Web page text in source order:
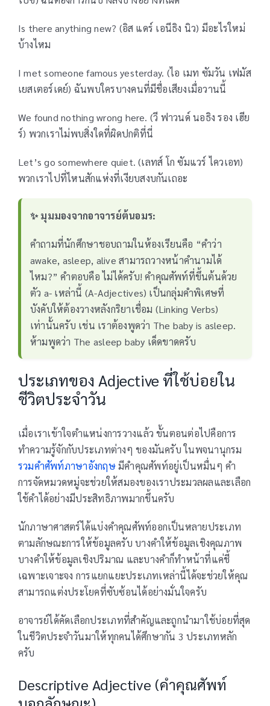
Is there anything new? (อิส แดร์ เอนีธิง นิว) มีอะไรใหม่
บ้างไหม
I met someone famous yesterday. (ไอ เมท ซัมวัน เฟมัส
เยสเตอร์เดย์) ฉันพบใครบางคนที่มีชื่อเสียงเมื่อวานนี้
We found nothing wrong here. (วี ฟาวนด์ นอธิง รอง เฮีย
ร์) พวกเราไม่พบสิ่งใดที่ผิดปกติที่นี่
Let’s go somewhere quiet. (เลทส์ โก ซัมแวร์ ไควเอท)
พวกเราไปที่ไหนสักแห่งที่เงียบสงบกันเถอะ
✨ มุมมองจากอาจารย์ต้นอมร:
คำถามที่นักศึกษาชอบถามในห้องเรียนคือ “คำว่า
awake, asleep, alive สามารถวางหน้าคำนามได้
ไหม?” คำตอบคือ ไม่ได้ครับ! คำคุณศัพท์ที่ขึ้นต้นด้วย
ตัว a- เหล่านี้ (A-Adjectives) เป็นกลุ่มคำพิเศษที่
บังคับให้ต้องวางหลังกริยาเชื่อม (Linking Verbs)
เท่านั้นครับ เช่น เราต้องพูดว่า The baby is asleep.
ห้ามพูดว่า The asleep baby เด็ดขาดครับ
ประเภทของ Adjective ที่ใช้บ่อยใน
ชีวิตประจำวัน
เมื่อเราเข้าใจตำแหน่งการวางแล้ว ขั้นตอนต่อไปคือการ
ทำความรู้จักกับประเภทต่างๆ ของมันครับ ในพจนานุกรม
รวมคำศัพท์ภาษาอังกฤษมีคำคุณศัพท์อยู่เป็นหมื่นๆ คำ
การจัดหมวดหมู่จะช่วยให้สมองของเราประมวลผลและเลือก
ใช้คำได้อย่างมีประสิทธิภาพมากขึ้นครับ
นักภาษาศาสตร์ได้แบ่งคำคุณศัพท์ออกเป็นหลายประเภท
ตามลักษณะการให้ข้อมูลครับ บางคำให้ข้อมูลเชิงคุณภาพ
บางคำให้ข้อมูลเชิงปริมาณ และบางคำก็ทำหน้าที่แค่ชี้
เฉพาะเจาะจง การแยกแยะประเภทเหล่านี้ได้จะช่วยให้คุณ
สามารถแต่งประโยคที่ซับซ้อนได้อย่างมั่นใจครับ
อาจารย์ได้คัดเลือกประเภทที่สำคัญและถูกนำมาใช้บ่อยที่สุด
ในชีวิตประจำวันมาให้ทุกคนได้ศึกษากัน 3 ประเภทหลัก
ครับ
Descriptive Adjective (คำคุณศัพท์